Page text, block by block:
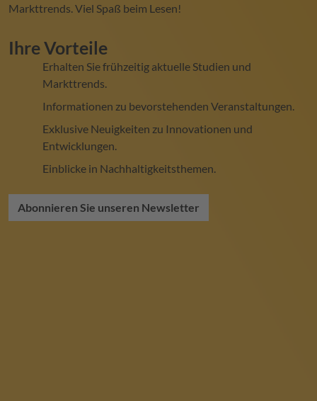
Markttrends. Viel Spaß beim Lesen!
Ihre Vorteile
Erhalten Sie frühzeitig aktuelle Studien und
Markttrends.
Informationen zu bevorstehenden Veranstaltungen.
Exklusive Neuigkeiten zu Innovationen und
Entwicklungen.
Einblicke in Nachhaltigkeitsthemen.
Abonnieren Sie unseren Newsletter